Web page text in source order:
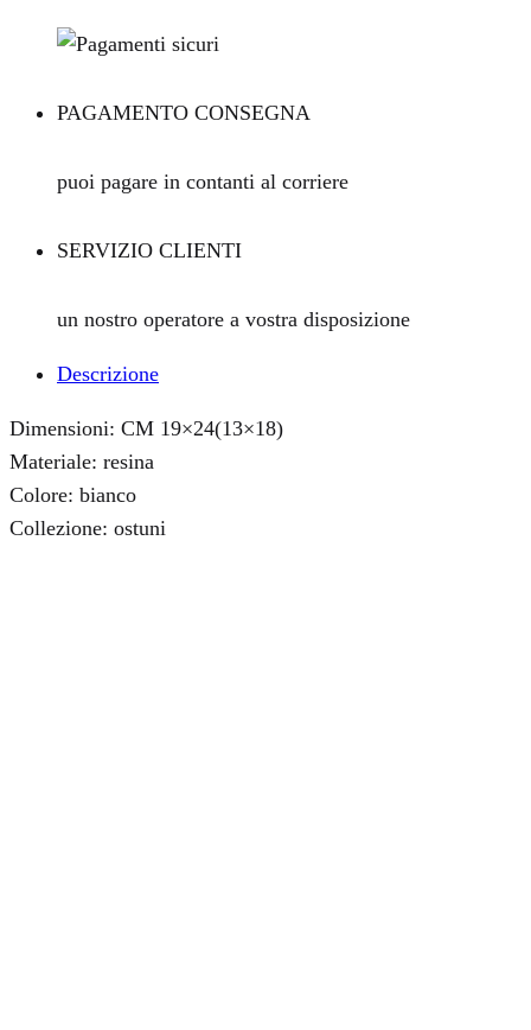
PAGAMENTO CONSEGNA
puoi pagare in contanti al corriere
SERVIZIO CLIENTI
un nostro operatore a vostra disposizione
Descrizione
Dimensioni: CM 19×24(13×18)
Materiale: resina
Colore: bianco
Collezione: ostuni